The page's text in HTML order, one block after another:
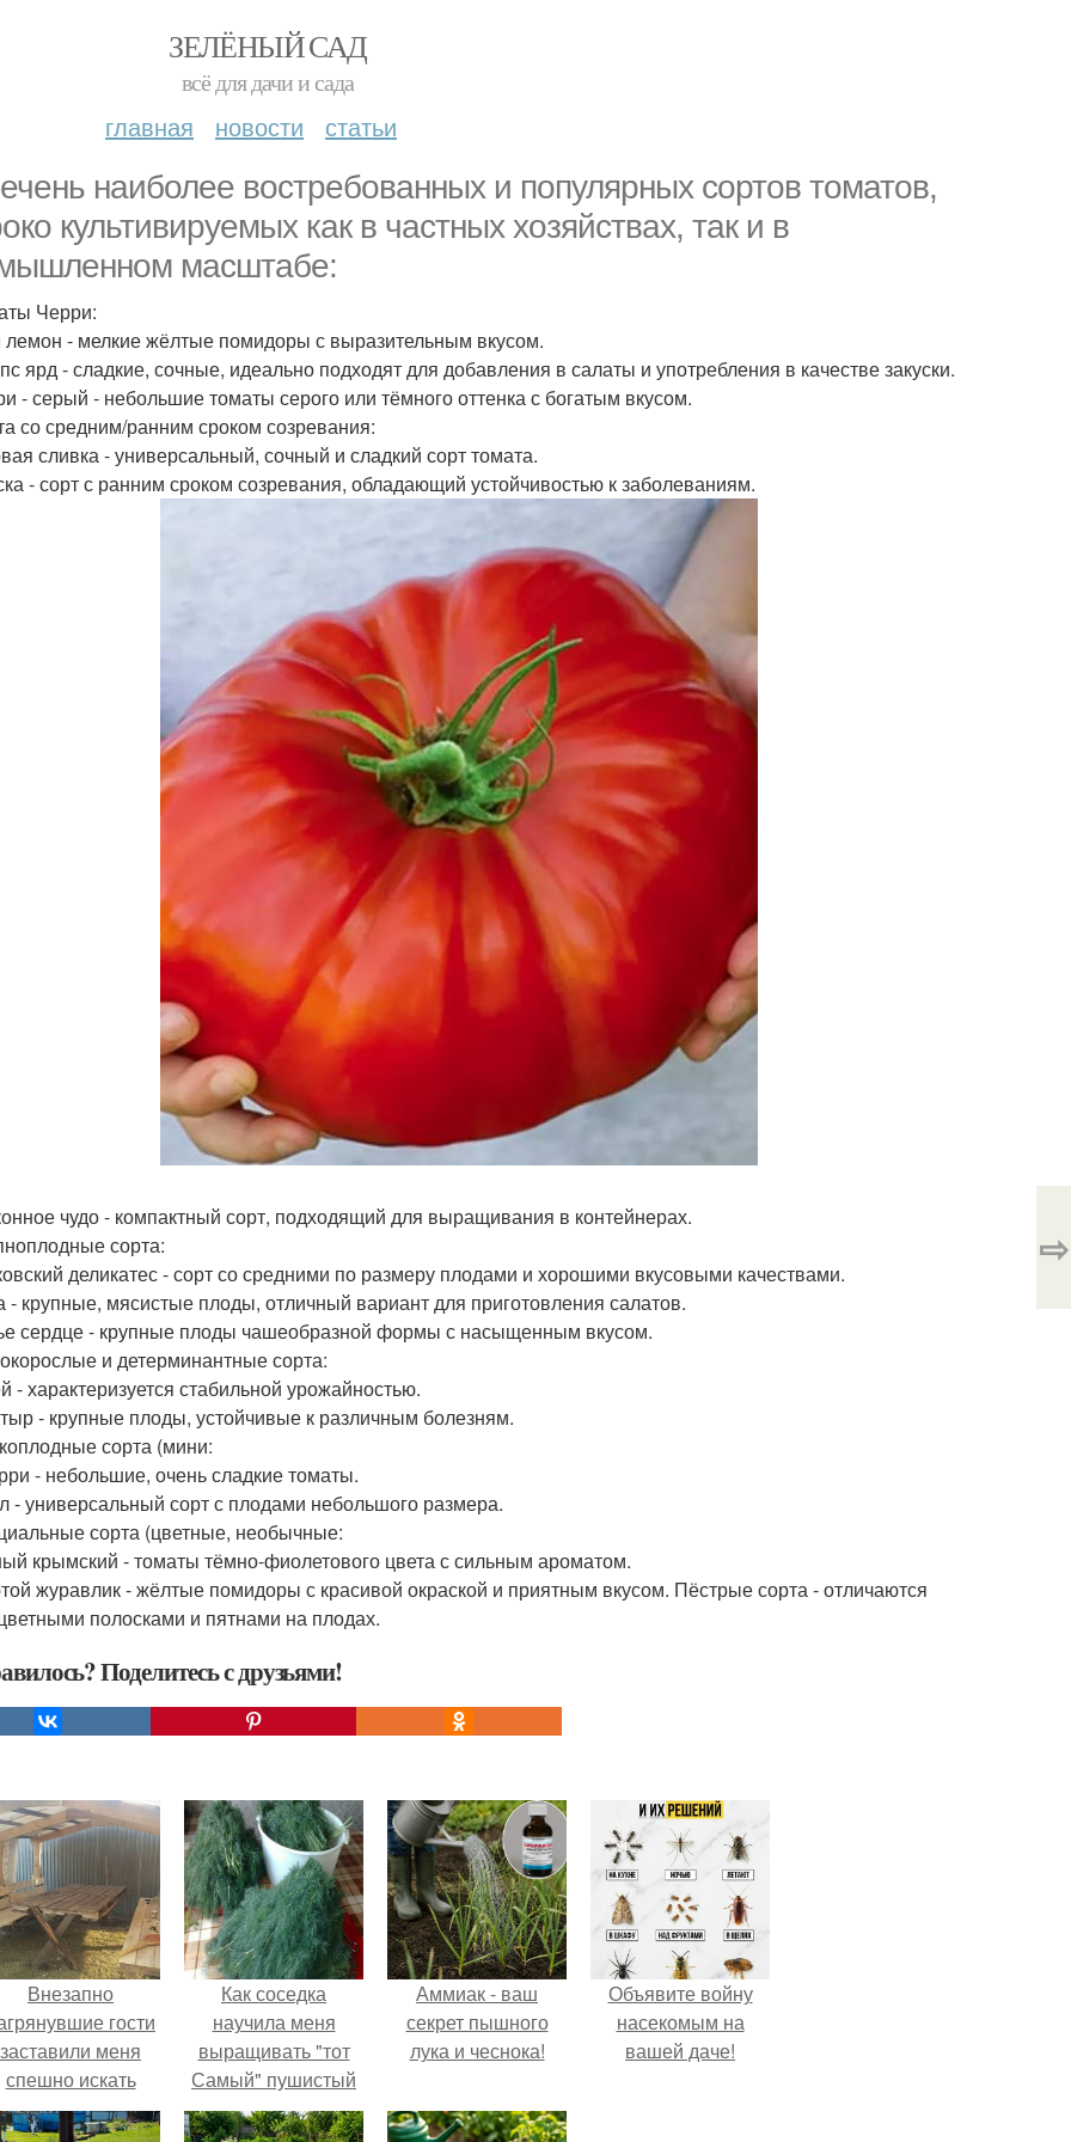
ЗЕЛЁНЫЙ САД
всё для дачи и сада
главная новости статьи
наиболее востребованных и популярных сортов томатов,
культивируемых как в частных хозяйствах, так и в
масштабе:
Черри:
лемон - мелкие жёлтые помидоры с выразительным вкусом.
ярд - сладкие, сочные, идеально подходят для добавления в салаты и употребления в качестве закуски.
- серый - небольшие томаты серого или тёмного оттенка с богатым вкусом.
со средним/ранним сроком созревания:
сливка - универсальный, сочный и сладкий сорт томата.
- сорт с ранним сроком созревания, обладающий устойчивостью к заболеваниям.
чудо - компактный сорт, подходящий для выращивания в контейнерах.
сорта:
деликатес - сорт со средними по размеру плодами и хорошими вкусовыми качествами.
- крупные, мясистые плоды, отличный вариант для приготовления салатов.
сердце - крупные плоды чашеобразной формы с насыщенным вкусом.
и детерминантные сорта:
- характеризуется стабильной урожайностью.
- крупные плоды, устойчивые к различным болезням.
сорта (мини:
- небольшие, очень сладкие томаты.
- универсальный сорт с плодами небольшого размера.
сорта (цветные, необычные:
крымский - томаты тёмно-фиолетового цвета с сильным ароматом.
журавлик - жёлтые помидоры с красивой окраской и приятным вкусом. Пёстрые сорта - отличаются
полосками и пятнами на плодах.
Поделитесь с друзьями!
⇨
Внезапно
гости
заставили меня
спешно искать
так как на
Как соседка
научила меня
выращивать "тот
Самый" пушистый
укроп.
Аммиак - ваш
секрет пышного
лука и чеснока!
Объявите войну
насекомым на
вашей даче!